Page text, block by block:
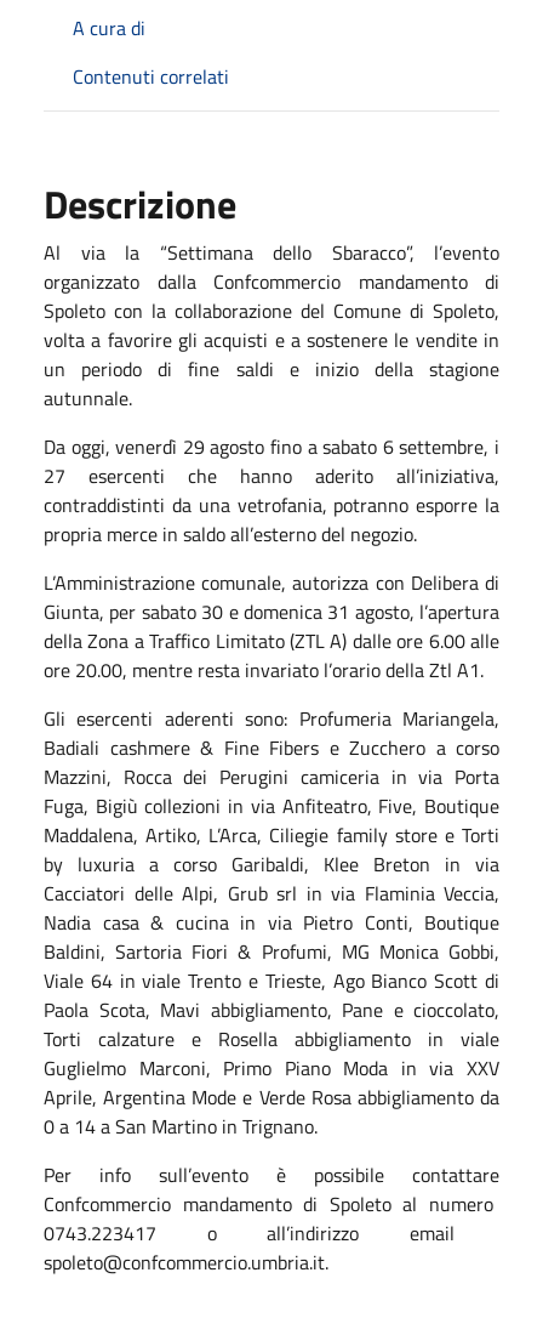
A cura di
Contenuti correlati
Descrizione
Al via la “Settimana dello Sbaracco”, l’evento
organizzato dalla Confcommercio mandamento di
Spoleto con la collaborazione del Comune di Spoleto,
volta a favorire gli acquisti e a sostenere le vendite in
un periodo di fine saldi e inizio della stagione
autunnale.
Da oggi,venerdì 29 agosto fino a sabato 6 settembre, i
27 esercenti che hanno aderito all’iniziativa,
contraddistinti da una vetrofania, potranno esporre la
propria merce in saldo all’esterno del negozio.
L’Amministrazione comunale, autorizza con Delibera di
Giunta, per sabato 30 e domenica 31 agosto, l’apertura
dellaZona a Traffico Limitato (ZTLA) dalle ore 6.00 alle
ore 20.00, mentre resta invariato l’orario dellaZtl A1.
Gli esercenti aderenti sono: Profumeria Mariangela,
Badiali cashmere & Fine Fibers e Zucchero a corso
Mazzini, Rocca dei Perugini camiceria in via Porta
Fuga, Bigiù collezioni in via Anfiteatro, Five, Boutique
Maddalena, Artiko, L’Arca, Ciliegie family store eTorti
by luxuria a corso Garibaldi, Klee Breton in via
Cacciatori delle Alpi, Grub srl in via Flaminia Veccia,
Nadia casa & cucina in via Pietro Conti, Boutique
Baldini, Sartoria Fiori & Profumi, MG Monica Gobbi,
Viale 64 in viale Trento e Trieste, Ago Bianco Scott di
Paola Scota, Mavi abbigliamento, Pane e cioccolato,
Torti calzature e Rosella abbigliamento in viale
Guglielmo Marconi, Primo Piano Moda in via XXV
Aprile, Argentina Modee Verde Rosa abbigliamento da
0 a 14a San Martino in Trignano.
Per info sull’evento è possibile contattare
Confcommercio mandamento di Spoleto al numero
0743.223417 o all’indirizzo email
spoleto@confcommercio.umbria.it.